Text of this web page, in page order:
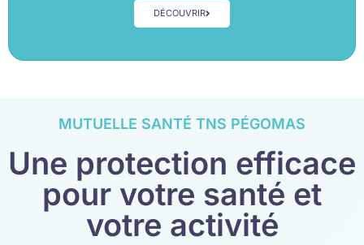
DÉCOUVRIR
MUTUELLE SANTÉ TNS PÉGOMAS
Une protection efficace
pour votre santé et
votre activité